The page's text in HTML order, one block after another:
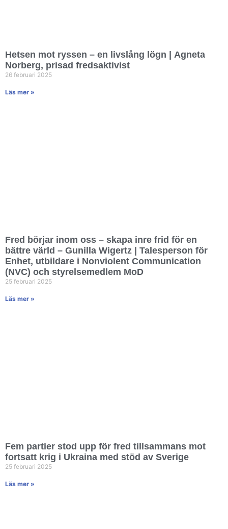
Hetsen mot ryssen – en livslång lögn | Agneta
Norberg, prisad fredsaktivist
26 februari 2025
Läs mer »
Fred börjar inom oss – skapa inre frid för en
bättre värld – Gunilla Wigertz | Talesperson för
Enhet, utbildare i Nonviolent Communication
(NVC) och styrelsemedlem MoD
25 februari 2025
Läs mer »
Fem partier stod upp för fred tillsammans mot
fortsatt krig i Ukraina med stöd av Sverige
25 februari 2025
Läs mer »